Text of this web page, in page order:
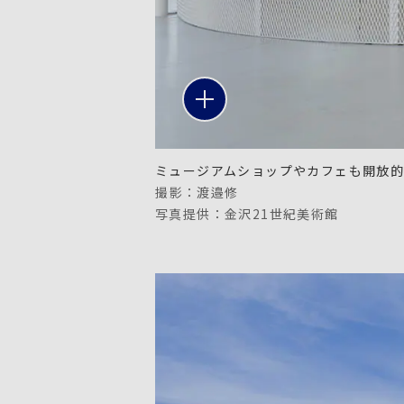
ミュージアムショップやカフェも開放
撮影：渡邉修
写真提供：金沢21世紀美術館